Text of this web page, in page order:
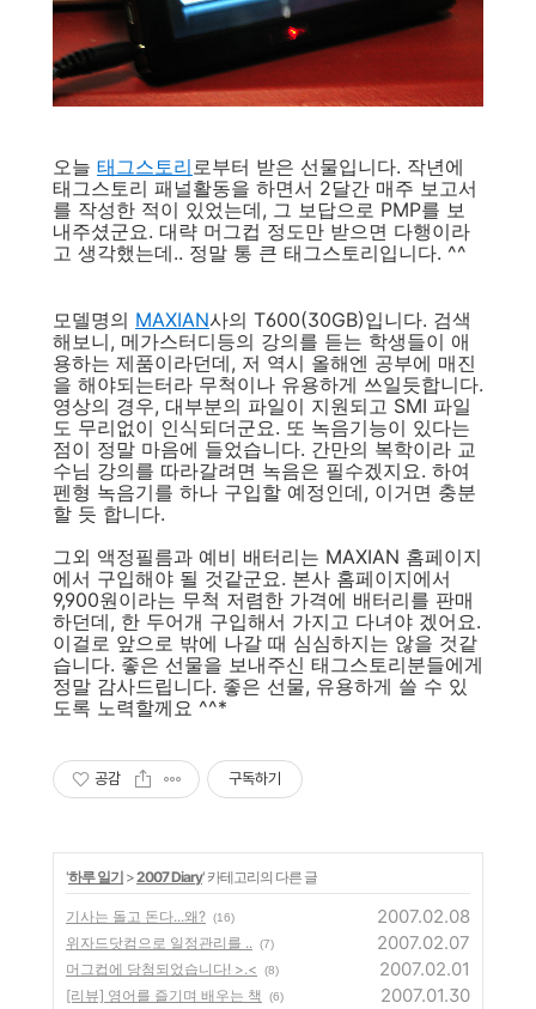
오늘 태그스토리로부터 받은 선물입니다. 작년에
태그스토리 패널활동을 하면서 2달간 매주 보고서
를 작성한 적이 있었는데, 그 보답으로 PMP를 보
내주셨군요. 대략 머그컵 정도만 받으면 다행이라
고 생각했는데.. 정말 통 큰 태그스토리입니다. ^^
모델명의 MAXIAN사의 T600(30GB)입니다. 검색
해보니, 메가스터디등의 강의를 듣는 학생들이 애
용하는 제품이라던데, 저 역시 올해엔 공부에 매진
을 해야되는터라 무척이나 유용하게 쓰일듯합니다.
영상의 경우, 대부분의 파일이 지원되고 SMI 파일
도 무리없이 인식되더군요. 또 녹음기능이 있다는
점이 정말 마음에 들었습니다. 간만의 복학이라 교
수님 강의를 따라갈려면 녹음은 필수겠지요. 하여
펜형 녹음기를 하나 구입할 예정인데, 이거면 충분
할 듯 합니다.
그외 액정필름과 예비 배터리는 MAXIAN 홈페이지
에서 구입해야 될 것같군요. 본사 홈페이지에서
9,900원이라는 무척 저렴한 가격에 배터리를 판매
하던데, 한 두어개 구입해서 가지고 다녀야 겠어요.
이걸로 앞으로 밖에 나갈 때 심심하지는 않을 것같
습니다. 좋은 선물을 보내주신 태그스토리분들에게
정말 감사드립니다. 좋은 선물, 유용하게 쓸 수 있
도록 노력할께요 ^^*
공감 구독하기
'하루 일기 >2007 Diary' 카테고리의 다른 글
기사는 돌고 돈다...왜? (16) 2007.02.08
위자드닷컴으로 일정관리를 .. (7) 2007.02.07
머그컵에 당첨되었습니다! >.< (8) 2007.02.01
[리뷰] 영어를 즐기며 배우는 책 (6) 2007.01.30